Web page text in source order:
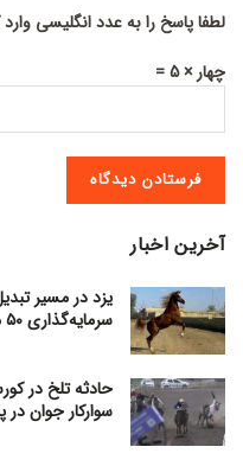
لطفا پاسخ را به عدد انگلیسی وارد
چهار × 5 =
آخرین اخبار
یزد در مسیر
سرمایه‌گذاری ۵۰ میلیارد ریالی در اشکذر
حادثه تلخ در
سوارکار جوان